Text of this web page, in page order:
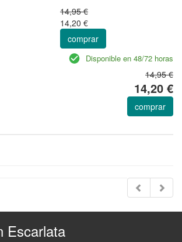
14,95 €
14,20 €
comprar
Disponible en 48/72 horas
14,95 €
14,20 €
comprar
Escarlata